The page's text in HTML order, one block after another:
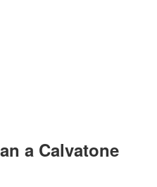
a Calvatone